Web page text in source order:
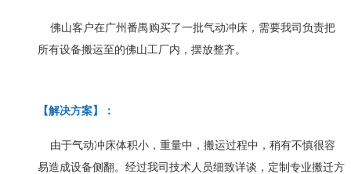
佛山客户在广州番禺购买了一批气动冲床，需要我司负责把
所有设备搬运至的佛山工厂内，摆放整齐。
【解决方案】 ：
由于气动冲床体积小，重量中，搬运过程中，稍有不慎很容
易造成设备侧翻。经过我司技术人员细致详谈，定制专业搬迁方